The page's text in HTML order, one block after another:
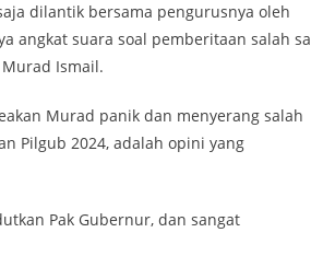
dilantik bersama pengurusnya oleh
angkat suara soal pemberitaan salah
Ismail.
Murad panik dan menyerang salah
Pilgub 2024, adalah opini yang
Pak Gubernur, dan sangat